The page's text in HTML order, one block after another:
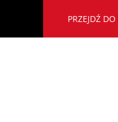
PRZEJDŹ